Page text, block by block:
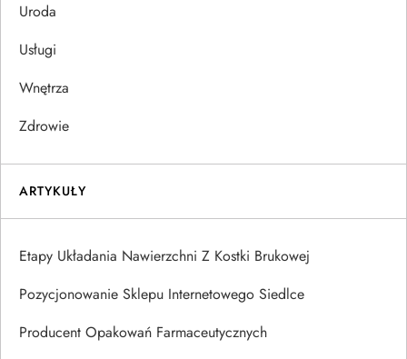
Uroda
Usługi
Wnętrza
Zdrowie
ARTYKUŁY
Etapy Układania Nawierzchni Z Kostki Brukowej
Pozycjonowanie Sklepu Internetowego Siedlce
Producent Opakowań Farmaceutycznych